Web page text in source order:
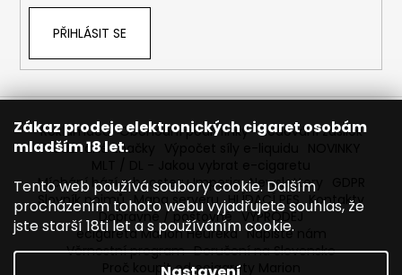
Zákaz prodeje elektronických cigaret osobám
mladším 18 let.
Tento web používá soubory cookie. Dalším
procházením tohoto webu vyjadřujete souhlas, že
jste starší 18ti let a s používáním cookie.
PŘIHLÁSIT SE
Reklamace Obchodní podmínky Sledování zásilek
Prodávané značky
Míchání bází a boosteru Imperia Newslettery
Slovník pojmů Mapa serveru HLÍDACÍ PES Kontakty
Dopravné / poštovné VÝPRODEJ
ecigareta Marion Heureka Napište nám
Věrnostní program Doručení na Slovensko
Proč koupit od ecigarety Marion